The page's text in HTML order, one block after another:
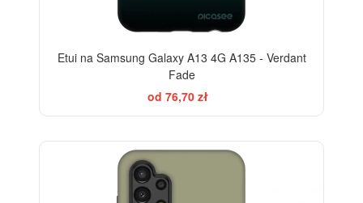
Etui na Samsung Galaxy A13 4G A135 - Verdant
Fade
od 76,70 zł